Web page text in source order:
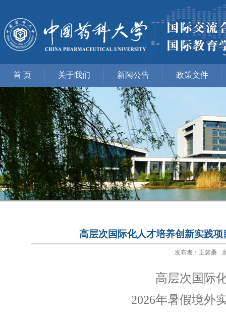
首 页 关于我们 新闻公告 政策文件
高层次国际化人才培养创新实践
发布者：王箬桑
高层次国际
2026年暑假境外